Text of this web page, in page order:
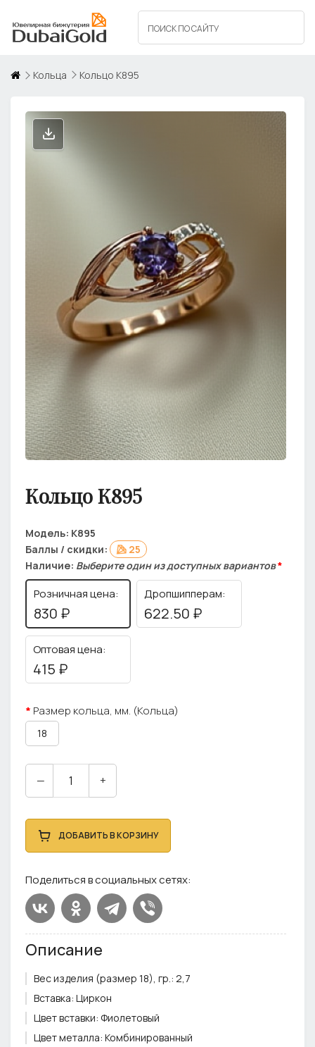
Кольца Кольцо К895
Кольцо К895
Модель: К895
Баллы / скидки:
25
Наличие: Выберите один из доступных вариантов*
Розничная цена:
830 ₽
Дропшипперам:
622.50 ₽
Оптовая цена:
415 ₽
Размер кольца, мм. (Кольца)
18
— +
ДОБАВИТЬ В КОРЗИНУ
Поделиться в социальных сетях:
Описание
Вес изделия (размер 18), гр.: 2,7
Вставка: Циркон
Цвет вставки: Фиолетовый
Цвет металла: Комбинированный